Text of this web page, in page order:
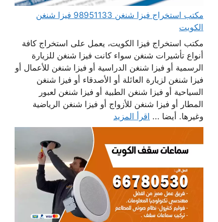
مكتب استخراج فيزا شنغن 98951133 فيزا شنغن
الكويت
مكتب استخراج فيزا الكويت، يعمل على استخراج كافة
أنواع تأشيرات شنغن سواء كانت فيزا شنغن للزيارة
الرسمية أو فيزا شنغن الدراسية أو فيزا شنغن للأعمال أو
فيزا شنغن لزيارة العائلة أو الأصدقاء أو فيزا شنغن
السياحية أو فيزا شنغن الطبية أو فيزا شنغن لعبور
المطار أو فيزا شنغن للأزواج أو فيزا شنغن الرياضية
وغيرها. أيضا ... اقرأ المزيد